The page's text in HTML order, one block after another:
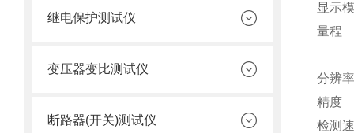
继电保护测试仪
变压器变比测试仪
断路器(开关)测试仪
显示
量程
分辨
精度
检测